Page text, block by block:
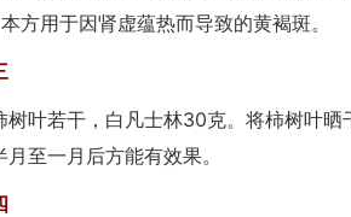
方用于因肾虚蕴热而导致的黄褐斑。
若干，白凡士林30克。将柿树叶晒
至一月后方能有效果。